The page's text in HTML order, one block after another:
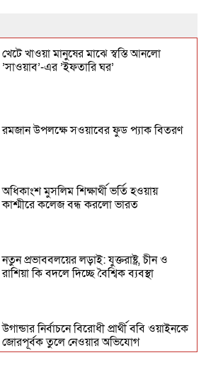
আজ
ঈদকে সামনে রেখে সারাদেশে নিরাপত্তা
খেটে খাওয়া মানুষের মাঝে স্বস্তি আনলো
’সাওয়াব’-এর ’ইফতারি ঘর’
রমজান উপলক্ষে সওয়াবের ফুড প্যাক বিতরণ
অধিকাংশ মুসলিম শিক্ষার্থী ভর্তি হওয়ায়
কাশ্মীরে কলেজ বন্ধ করলো ভারত
নতুন প্রভাববলয়ের লড়াই: যুক্তরাষ্ট্র, চীন ও
রাশিয়া কি বদলে দিচ্ছে বৈশ্বিক ব্যবস্থা
উগান্ডার নির্বাচনে বিরোধী প্রার্থী ববি ওয়াইনকে
জোরপূর্বক তুলে নেওয়ার অভিযোগ